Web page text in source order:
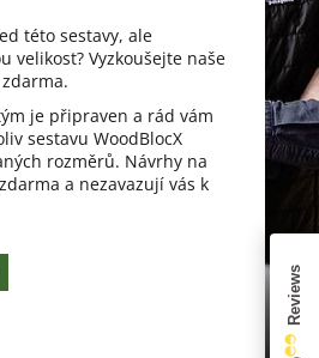
této sestavy, ale
velikost? Vyzkoušejte naše
je připraven a rád vám
sestavu WoodBlocX
rozměrů. Návrhy na
a nezavazují vás k